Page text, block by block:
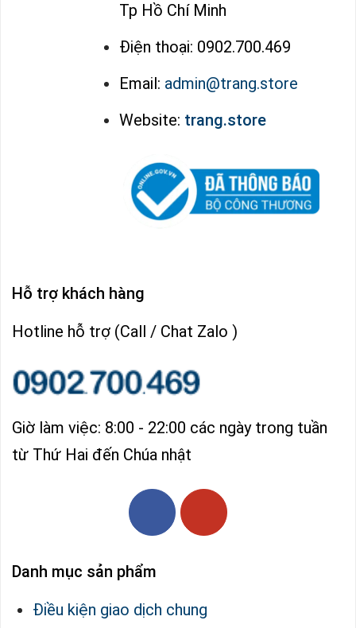
Tp Hồ Chí Minh
Điện thoại: 0902.700.469
Email: admin@trang.store
Website: trang.store
Hỗ trợ khách hàng
Hotline hỗ trợ (Call / Chat Zalo )
Giờ làm việc: 8:00 - 22:00 các ngày trong tuần
từ Thứ Hai đến Chúa nhật
Danh mục sản phẩm
Điều kiện giao dịch chung